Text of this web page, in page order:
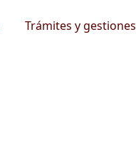
Trámites y gestiones